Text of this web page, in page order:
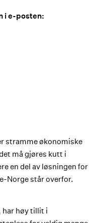
i e-posten:
stramme økonomiske
må gjøres kutt i
en del av løsningen for
Norge står overfor.
har høy tillit i